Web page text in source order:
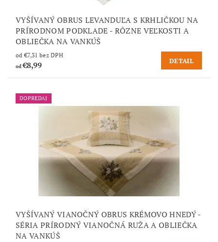
VYŠÍVANÝ OBRUS LEVANDUĽA S KRHLIČKOU NA
PRÍRODNOM PODKLADE - RÔZNE VEĽKOSTI A
OBLIEČKA NA VANKÚŠ
od €7,31 bez DPH
od€8,99 DETAIL
DOPREDAJ
VYŠÍVANÝ VIANOČNÝ OBRUS KRÉMOVO HNEDÝ -
SÉRIA PRÍRODNÝ VIANOČNÁ RUŽA A OBLIEČKA
NA VANKÚŠ